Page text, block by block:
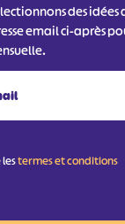
des
email ci-après
lestermes et conditions